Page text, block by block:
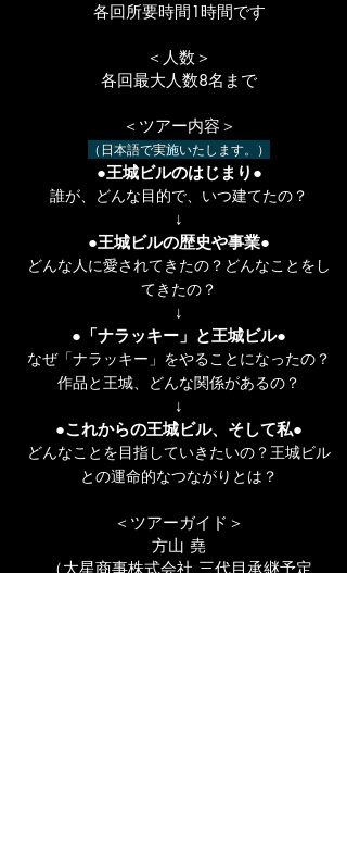
各回所要時間1時間です
＜人数＞
各回最大人数8名まで
＜ツアー内容＞
（日本語で実施いたします。）
●王城ビルのはじまり●
誰が、どんな目的で、いつ建てたの？
↓
●王城ビルの歴史や事業●
どんな人に愛されてきたの？どんなことをし
てきたの？
↓
●「ナラッキー」と王城ビル●
なぜ「ナラッキー」をやることになったの？
作品と王城、どんな関係があるの？
↓
●これからの王城ビル、そして私●
どんなことを目指していきたいの？王城ビル
との運命的なつながりとは？
＜ツアーガイド＞
方山 堯
（大星商事株式会社 三代目承継予定